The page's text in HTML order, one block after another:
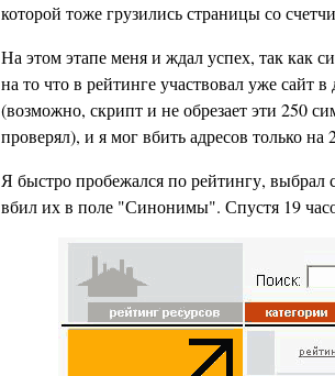
которой тоже грузились страницы со
На этом этапе меня и ждал успех, так как
на то что в рейтинге участвовал уже сайт
(возможно, скрипт и не обрезает эти 250
проверял), и я мог вбить адресов только
Я быстро пробежался по рейтингу,
вбил их в поле "Синонимы". Спустя 19